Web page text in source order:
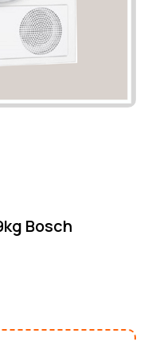
Bosch
nhé!